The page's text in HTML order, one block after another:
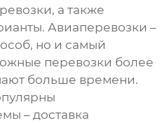
а также
Авиаперевозки –
но и самый
перевозки более
больше времени.
– доставка